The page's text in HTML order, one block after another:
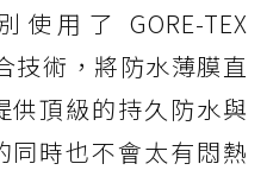
用了 GORE-TEX
技術，將防水薄膜直
供頂級的持久防水與
同時也不會太有悶熱